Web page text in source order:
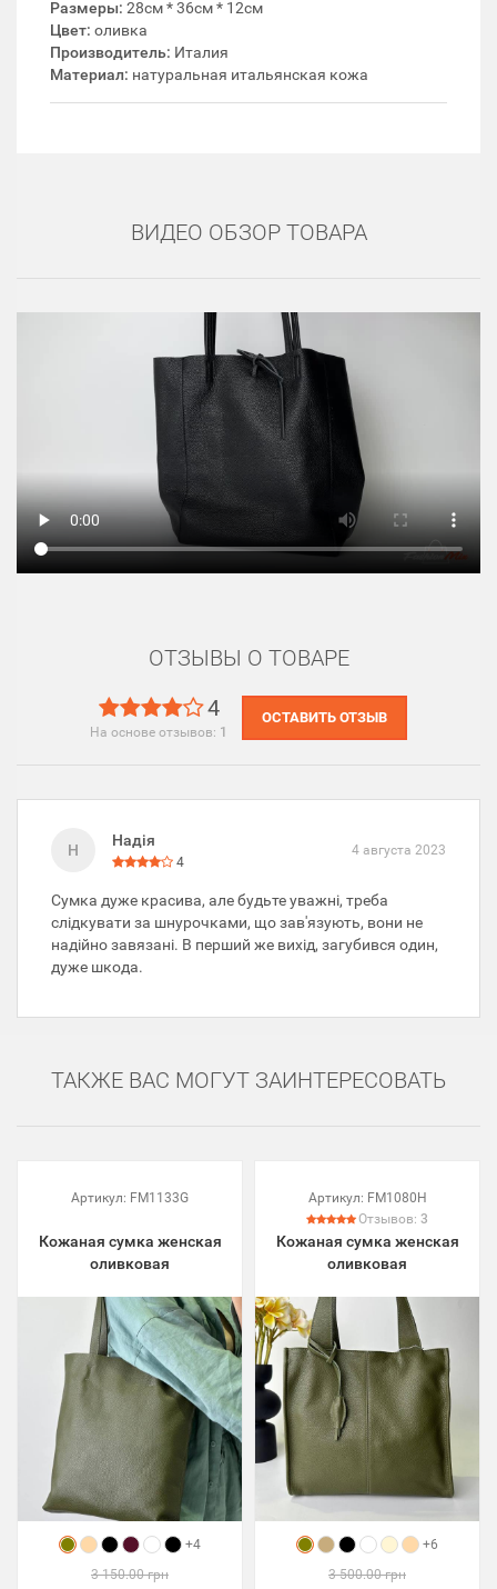
Размеры: 28см * 36см * 12см
Цвет: оливка
Производитель: Италия
Материал: натуральная итальянская кожа
ВИДЕО ОБЗОР ТОВАРА
ОТЗЫВЫ О ТОВАРЕ
4
На основе отзывов: 1
ОСТАВИТЬ ОТЗЫВ
Н
Надія
4
4 августа 2023
Сумка дуже красива, але будьте уважні, треба
слідкувати за шнурочками, що зав'язують, вони не
надійно завязані. В перший же вихід, загубився один,
дуже шкода.
ТАКЖЕ ВАС МОГУТ ЗАИНТЕРЕСОВАТЬ
Артикул: FM1133G
Кожаная сумка женская
оливковая
+4
3 150.00 грн
Артикул: FM1080H
Отзывов: 3
Кожаная сумка женская
оливковая
+6
3 500.00 грн